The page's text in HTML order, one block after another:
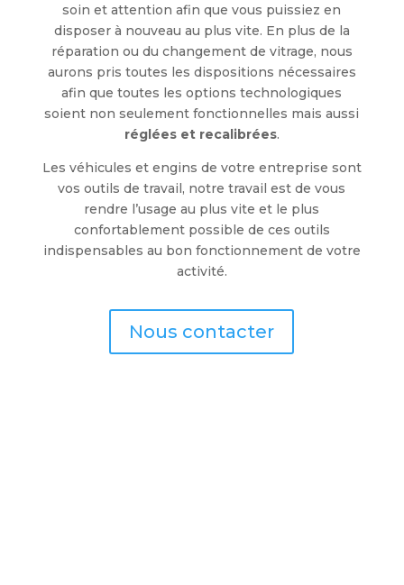
soin et attention afin que vous puissiez en
disposer à nouveau au plus vite. En plus de la
réparation ou du changement de vitrage, nous
aurons pris toutes les dispositions nécessaires
afin que toutes les options technologiques
soient non seulement fonctionnelles mais aussi
réglées et recalibrées.
Les véhicules et engins de votre entreprise sont
vos outils de travail, notre travail est de vous
rendre l’usage au plus vite et le plus
confortablement possible de ces outils
indispensables au bon fonctionnement de votre
activité.
Nous contacter